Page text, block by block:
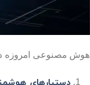
هوش مصنوعی امروزه در
دستیارهای